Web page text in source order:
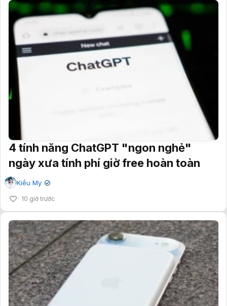
4 tính năng ChatGPT "ngon nghẻ"
ngày xưa tính phí giờ free hoàn toàn
Kiều My ✔
10 giờ trước